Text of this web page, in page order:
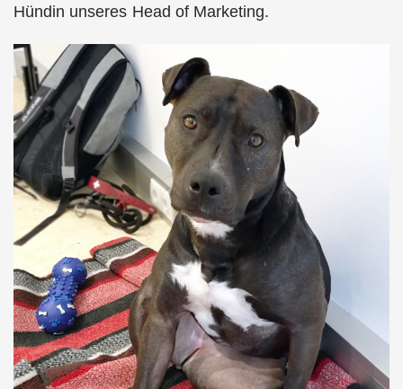
Hündin unseres Head of Marketing.